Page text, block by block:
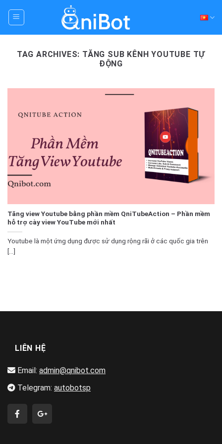
TAG ARCHIVES: TĂNG SUB KÊNH YOUTUBE TỰ
ĐỘNG
Tăng view Youtube bằng phần mềm QniTubeAction – Phần mềm
hỗ trợ cày view YouTube mới nhất
Youtube là một ứng dụng được sử dụng rộng rãi ở các quốc gia trên
[...]
LIÊN HỆ
Email: admin@qnibot.com
Telegram: autobotsp